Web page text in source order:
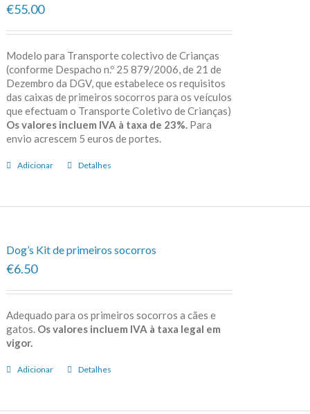
€55.00
Modelo para Transporte colectivo de Crianças
(conforme Despacho n.º 25 879/2006, de 21 de
Dezembro da DGV, que estabelece os requisitos
das caixas de primeiros socorros para os veículos
que efectuam o Transporte Coletivo de Crianças)
Os valores incluem IVA à taxa de 23%. Para
envio acrescem 5 euros de portes.
Adicionar Detalhes
Dog’s Kit de primeiros socorros
€6.50
Adequado para os primeiros socorros a cães e
gatos. Os valores incluem IVA à taxa legal em
vigor.
Adicionar Detalhes